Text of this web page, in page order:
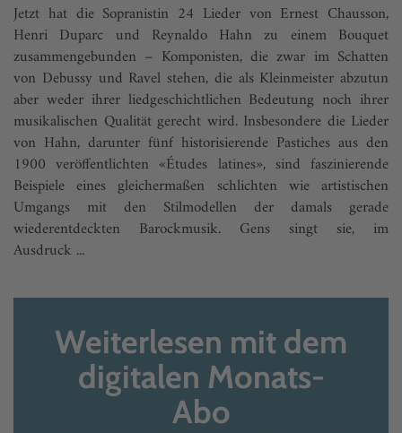
Jetzt hat die Sopranistin 24 Lieder von Ernest Chausson,
Henri Duparc und Reynaldo Hahn zu einem Bouquet
zusammengebunden – Komponisten, die zwar im Schatten
von Debussy und Ravel stehen, die als Kleinmeister abzutun
aber weder ihrer liedgeschichtlichen Bedeutung noch ihrer
musikalischen Qualität gerecht wird. Insbesondere die Lieder
von Hahn, darunter fünf historisierende Pastiches aus den
1900 veröffentlichten «Études latines», sind faszinierende
Beispiele eines gleichermaßen schlichten wie artistischen
Umgangs mit den Stilmodellen der damals gerade
wiederentdeckten Barockmusik. Gens singt sie, im
Ausdruck ...
Weiterlesen mit dem
digitalen Monats-
Abo